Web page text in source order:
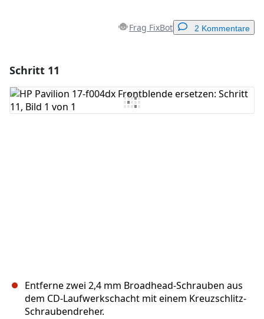
Frag FixBot 2 Kommentare
Kommentar hinzufügen
Schritt 11
Entferne zwei 2,4 mm Broadhead-Schrauben aus
dem CD-Laufwerkschacht mit einem Kreuzschlitz-
Schraubendreher.